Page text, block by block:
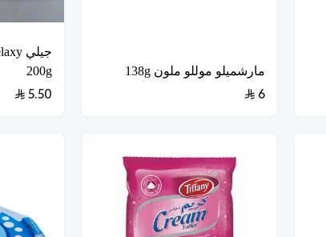
مارشميلو موللو ملون 138g
6
200g
5.50